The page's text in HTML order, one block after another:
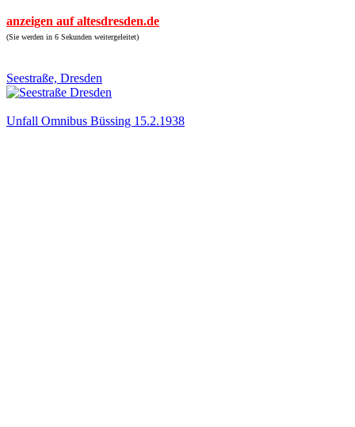
anzeigen auf altesdresden.de
(Sie werden in 6 Sekunden weitergeleitet)
Seestraße, Dresden
Unfall Omnibus Büssing 15.2.1938